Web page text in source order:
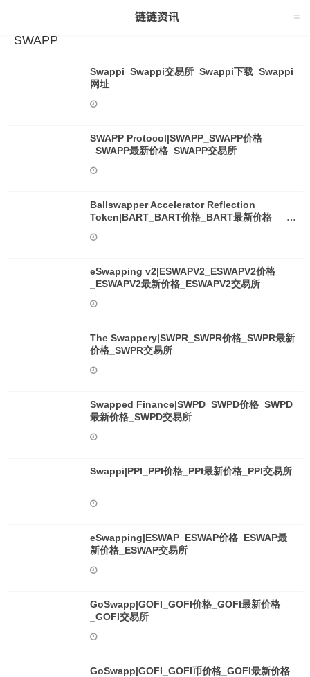
SWAPP
Swappi_Swappi交易所_Swappi下载_Swappi
网址
SWAPP Protocol|SWAPP_SWAPP价格
_SWAPP最新价格_SWAPP交易所
Ballswapper Accelerator Reflection
Token|BART_BART价格_BART最新价格
eSwapping v2|ESWAPV2_ESWAPV2价格
_ESWAPV2最新价格_ESWAPV2交易所
The Swappery|SWPR_SWPR价格_SWPR最新
价格_SWPR交易所
Swapped Finance|SWPD_SWPD价格_SWPD
最新价格_SWPD交易所
Swappi|PPI_PPI价格_PPI最新价格_PPI交易所
eSwapping|ESWAP_ESWAP价格_ESWAP最
新价格_ESWAP交易所
GoSwapp|GOFI_GOFI价格_GOFI最新价格
_GOFI交易所
GoSwapp|GOFI_GOFI币价格_GOFI最新价格